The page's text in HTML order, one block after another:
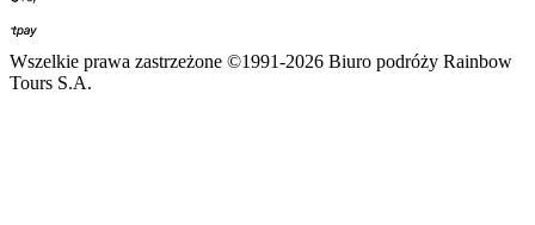
Wszelkie prawa zastrzeżone ©1991-2026 Biuro podróży Rainbow
Tours S.A.